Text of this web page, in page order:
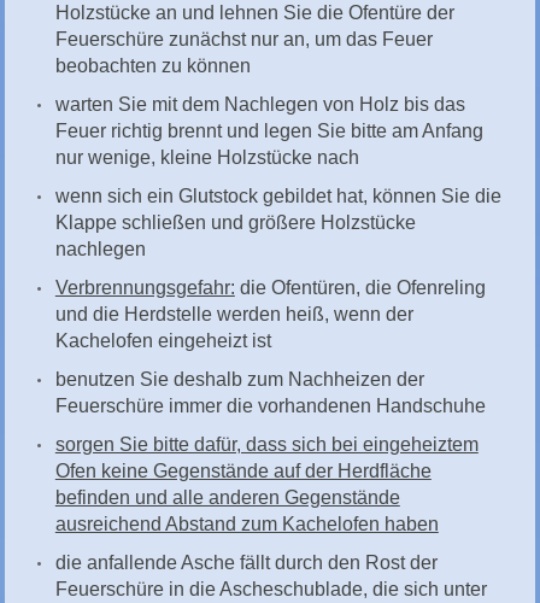
Holzstücke an und lehnen Sie die Ofentüre der
Feuerschüre zunächst nur an, um das Feuer
beobachten zu können
warten Sie mit dem Nachlegen von Holz bis das
Feuer richtig brennt und legen Sie bitte am Anfang
nur wenige, kleine Holzstücke nach
wenn sich ein Glutstock gebildet hat, können Sie die
Klappe schließen und größere Holzstücke
nachlegen
Verbrennungsgefahr: die Ofentüren, die Ofenreling
und die Herdstelle werden heiß, wenn der
Kachelofen eingeheizt ist
benutzen Sie deshalb zum Nachheizen der
Feuerschüre immer die vorhandenen Handschuhe
sorgen Sie bitte dafür, dass sich bei eingeheiztem
Ofen keine Gegenstände auf der Herdfläche
befinden und alle anderen Gegenstände
ausreichend Abstand zum Kachelofen haben
die anfallende Asche fällt durch den Rost der
Feuerschüre in die Ascheschublade, die sich unter